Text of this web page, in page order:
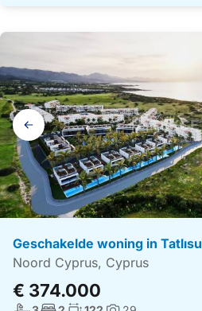
Galerij
navigatie
Geschakelde woning in Tatlısu
Noord Cyprus, Cyprus
€ 374.000